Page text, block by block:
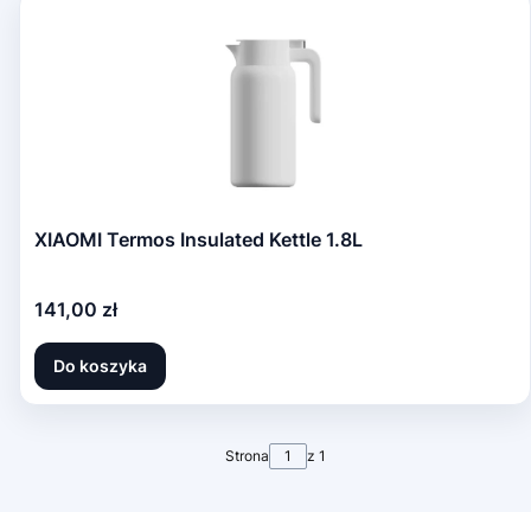
XIAOMI Termos Insulated Kettle 1.8L
Cena
141,00 zł
Do koszyka
Strona z 1